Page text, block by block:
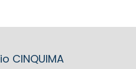
CINQUIMA